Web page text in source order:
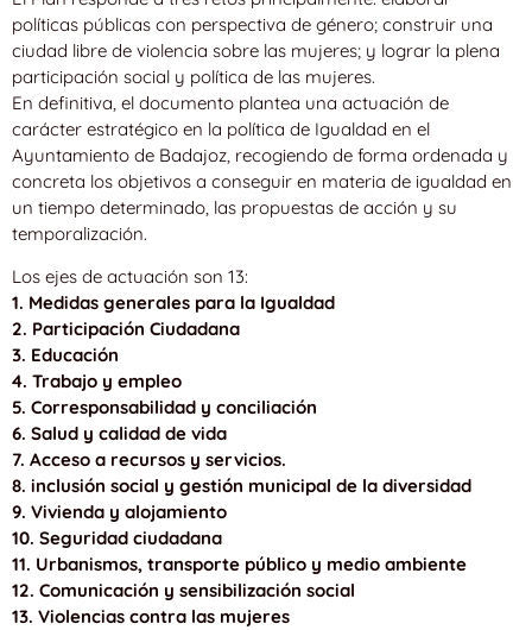
políticas públicas con perspectiva de género; construir una
ciudad libre de violencia sobre las mujeres; y lograr la plena
participación social y política de las mujeres.
En definitiva, el documento plantea una actuación de
carácter estratégico en la política de Igualdad en el
Ayuntamiento de Badajoz, recogiendo de forma ordenada y
concreta los objetivos a conseguir en materia de igualdad en
un tiempo determinado, las propuestas de acción y su
temporalización.
Los ejes de actuación son 13:
1. Medidas generales para la Igualdad
2. Participación Ciudadana
3. Educación
4. Trabajo y empleo
5. Corresponsabilidad y conciliación
6. Salud y calidad de vida
7. Acceso a recursos y servicios.
8. inclusión social y gestión municipal de la diversidad
9. Vivienda y alojamiento
10. Seguridad ciudadana
11. Urbanismos, transporte público y medio ambiente
12. Comunicación y sensibilización social
13. Violencias contra las mujeres